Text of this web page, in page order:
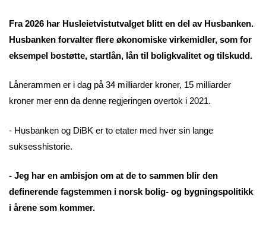
Fra 2026 har Husleietvistutvalget blitt en del av Husbanken.
Husbanken forvalter flere økonomiske virkemidler, som for
eksempel bostøtte, startlån, lån til boligkvalitet og tilskudd.
Lånerammen er i dag på 34 milliarder kroner, 15 milliarder
kroner mer enn da denne regjeringen overtok i 2021.
- Husbanken og DiBK er to etater med hver sin lange
suksesshistorie.
- Jeg har en ambisjon om at de to sammen blir den
definerende fagstemmen i norsk bolig- og bygningspolitikk
i årene som kommer.